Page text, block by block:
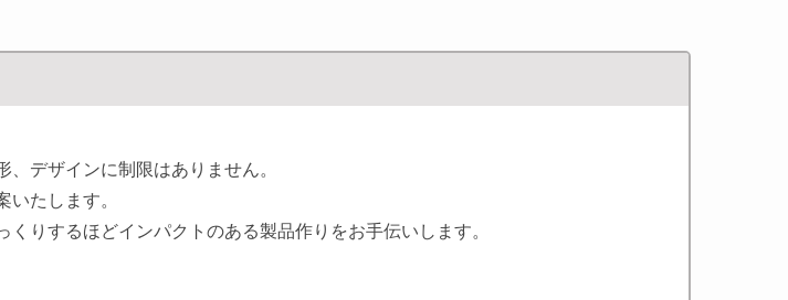
、デザインに制限はありません。
いたします。
くりするほどインパクトのある製品作りをお手伝いします。